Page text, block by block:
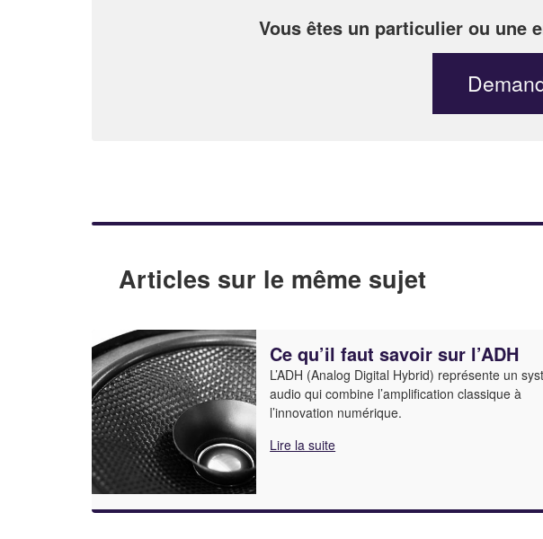
Vous êtes un particulier ou une
Articles sur le même sujet
Ce qu’il faut savoir sur l’ADH
L’ADH (Analog Digital Hybrid) représente un
audio qui combine l’amplification classique à
l’innovation numérique.
Lire la suite